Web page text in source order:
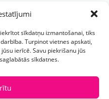
sīkdatņu izmantošanai, tiks
Turpinot vietnes apskati,
ierīcē. Savu piekrišanu jūs
sīkdatnes.